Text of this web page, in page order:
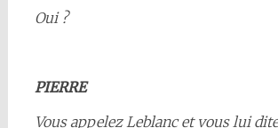
Oui ?
PIERRE
Vous appelez Leblanc et vous lui